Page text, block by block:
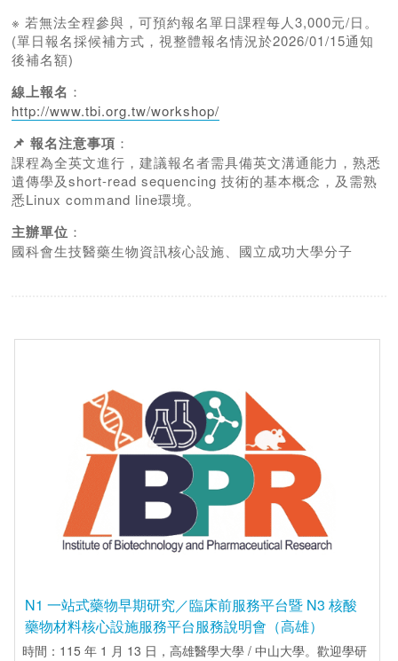
※ 若無法全程參與，可預約報名單日課程每人3,000元/日。
(單日報名採候補方式，視整體報名情況於2026/01/15通知
後補名額)
線上報名 ：
http://www.tbi.org.tw/workshop/
📌 報名注意事項 ：
課程為全英文進行，建議報名者需具備英文溝通能力，熟悉
遺傳學及short-read sequencing 技術的基本概念，及需熟
悉Linux command line環境。
主辦單位 ：
國科會生技醫藥生物資訊核心設施、國立成功大學分子
N1 一站式藥物早期研究／臨床前服務平台暨 N3 核酸
藥物材料核心設施服務平台服務說明會（高雄）
時間：115 年 1 月 13 日，高雄醫學大學 / 中山大學。歡迎學研